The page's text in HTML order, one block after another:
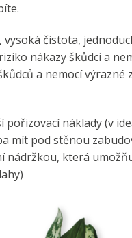
vysoká čistota,
nákazy škůdci a
a nemocí výrazné
pořizovací náklady (v
mít pod stěnou
nádržkou, která